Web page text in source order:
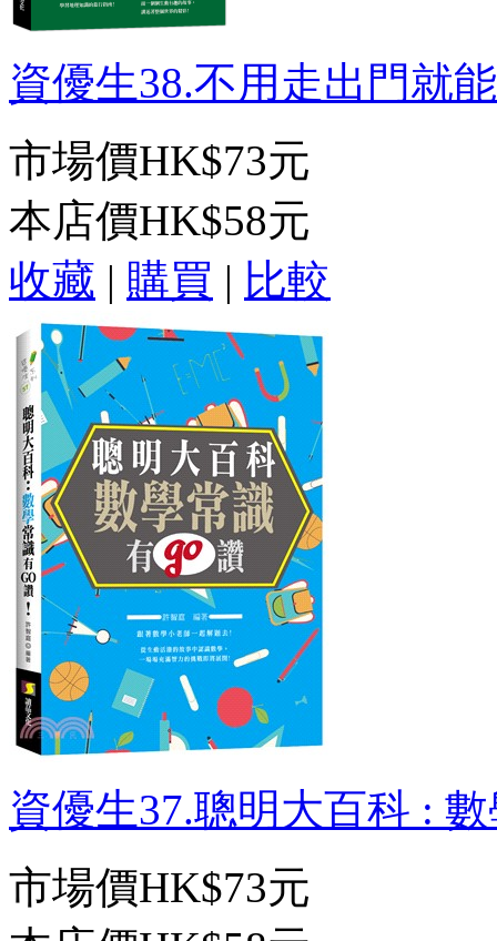
資優生38.不用走出門就
市場價HK$73元
本店價HK$58元
收藏 | 購買 | 比較
資優生37.聰明大百科 :
市場價HK$73元